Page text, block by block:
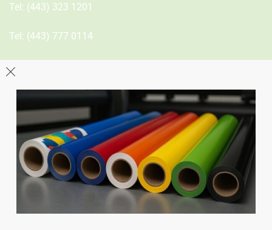
Tel: (443) 323 1201
Tel: (443) 777 0114
León
Sucursal
Av del Astillero 129 Centro bodeguero Las Trojes León,
Guanajuato
Tel:(477) 776 8994